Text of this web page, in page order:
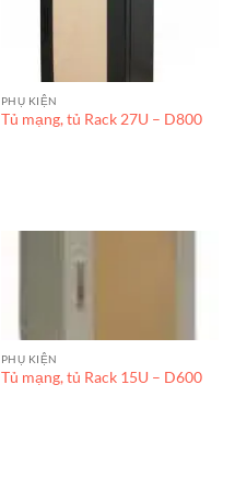
PHỤ KIỆN
Tủ mạng, tủ Rack 27U – D800
PHỤ KIỆN
Tủ mạng, tủ Rack 15U – D600